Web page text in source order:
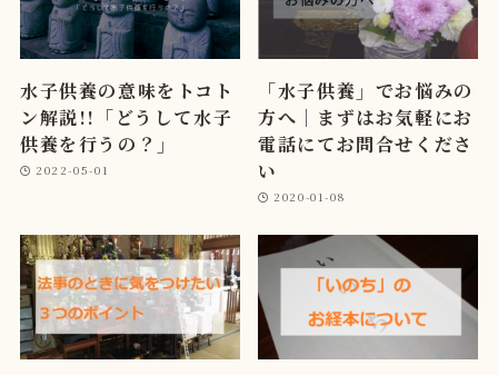
水子供養の意味をトコト
ン解説!!「どうして水子
供養を行うの？」
2022-05-01
「水子供養」でお悩みの
方へ｜まずはお気軽にお
電話にてお問合せくださ
い
2020-01-08